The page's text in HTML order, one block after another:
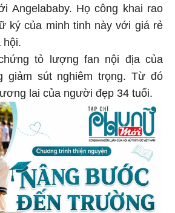
Angelababy. Họ công khai rao
ký của minh tinh này với giá rẻ
tỏ lượng fan nội địa của
giảm sút nghiêm trọng. Từ đó
lai của người đẹp 34 tuổi.